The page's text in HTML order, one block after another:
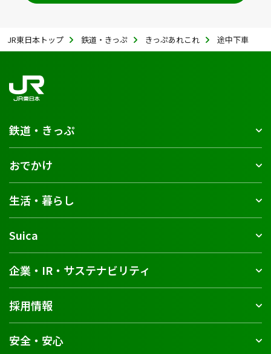
JR東日本トップ 鉄道・きっぷ きっぷあれこれ 途中下車
鉄道・きっぷ
おでかけ
生活・暮らし
Suica
企業・IR・サステナビリティ
採用情報
安全・安心